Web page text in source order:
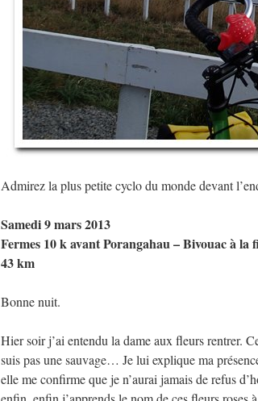
Admirez la plus petite cyclo du monde devant
Samedi 9 mars 2013
Fermes 10 k avant Porangahau – Bivouac à
43 km
Bonne nuit.
Hier soir j’ai entendu la dame aux fleurs rentrer.
suis pas une sauvage… Je lui explique ma
elle me confirme que je n’aurai jamais de refus